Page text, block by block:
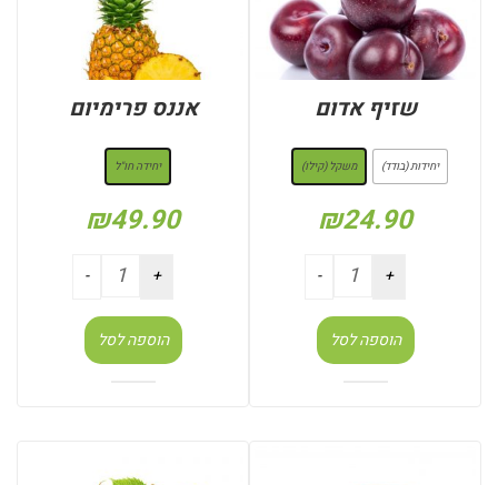
שזיף אדום
יחידות (בודד) משקל (קילו)
₪24.90
הוספה לסל
אננס פרימיום
יחידה חו"ל
₪49.90
הוספה לסל